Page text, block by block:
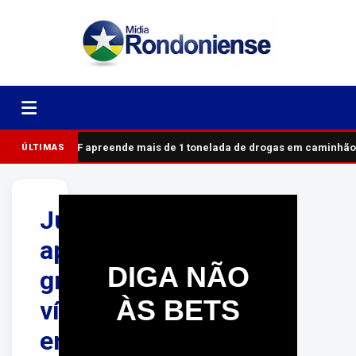
ÚLTIMASPRF apreende mais de 1 tonelada de drogas em caminhão
Juiz
aposentado
gravou
vídeo
em
DIGA NÃO
ÀS BETS